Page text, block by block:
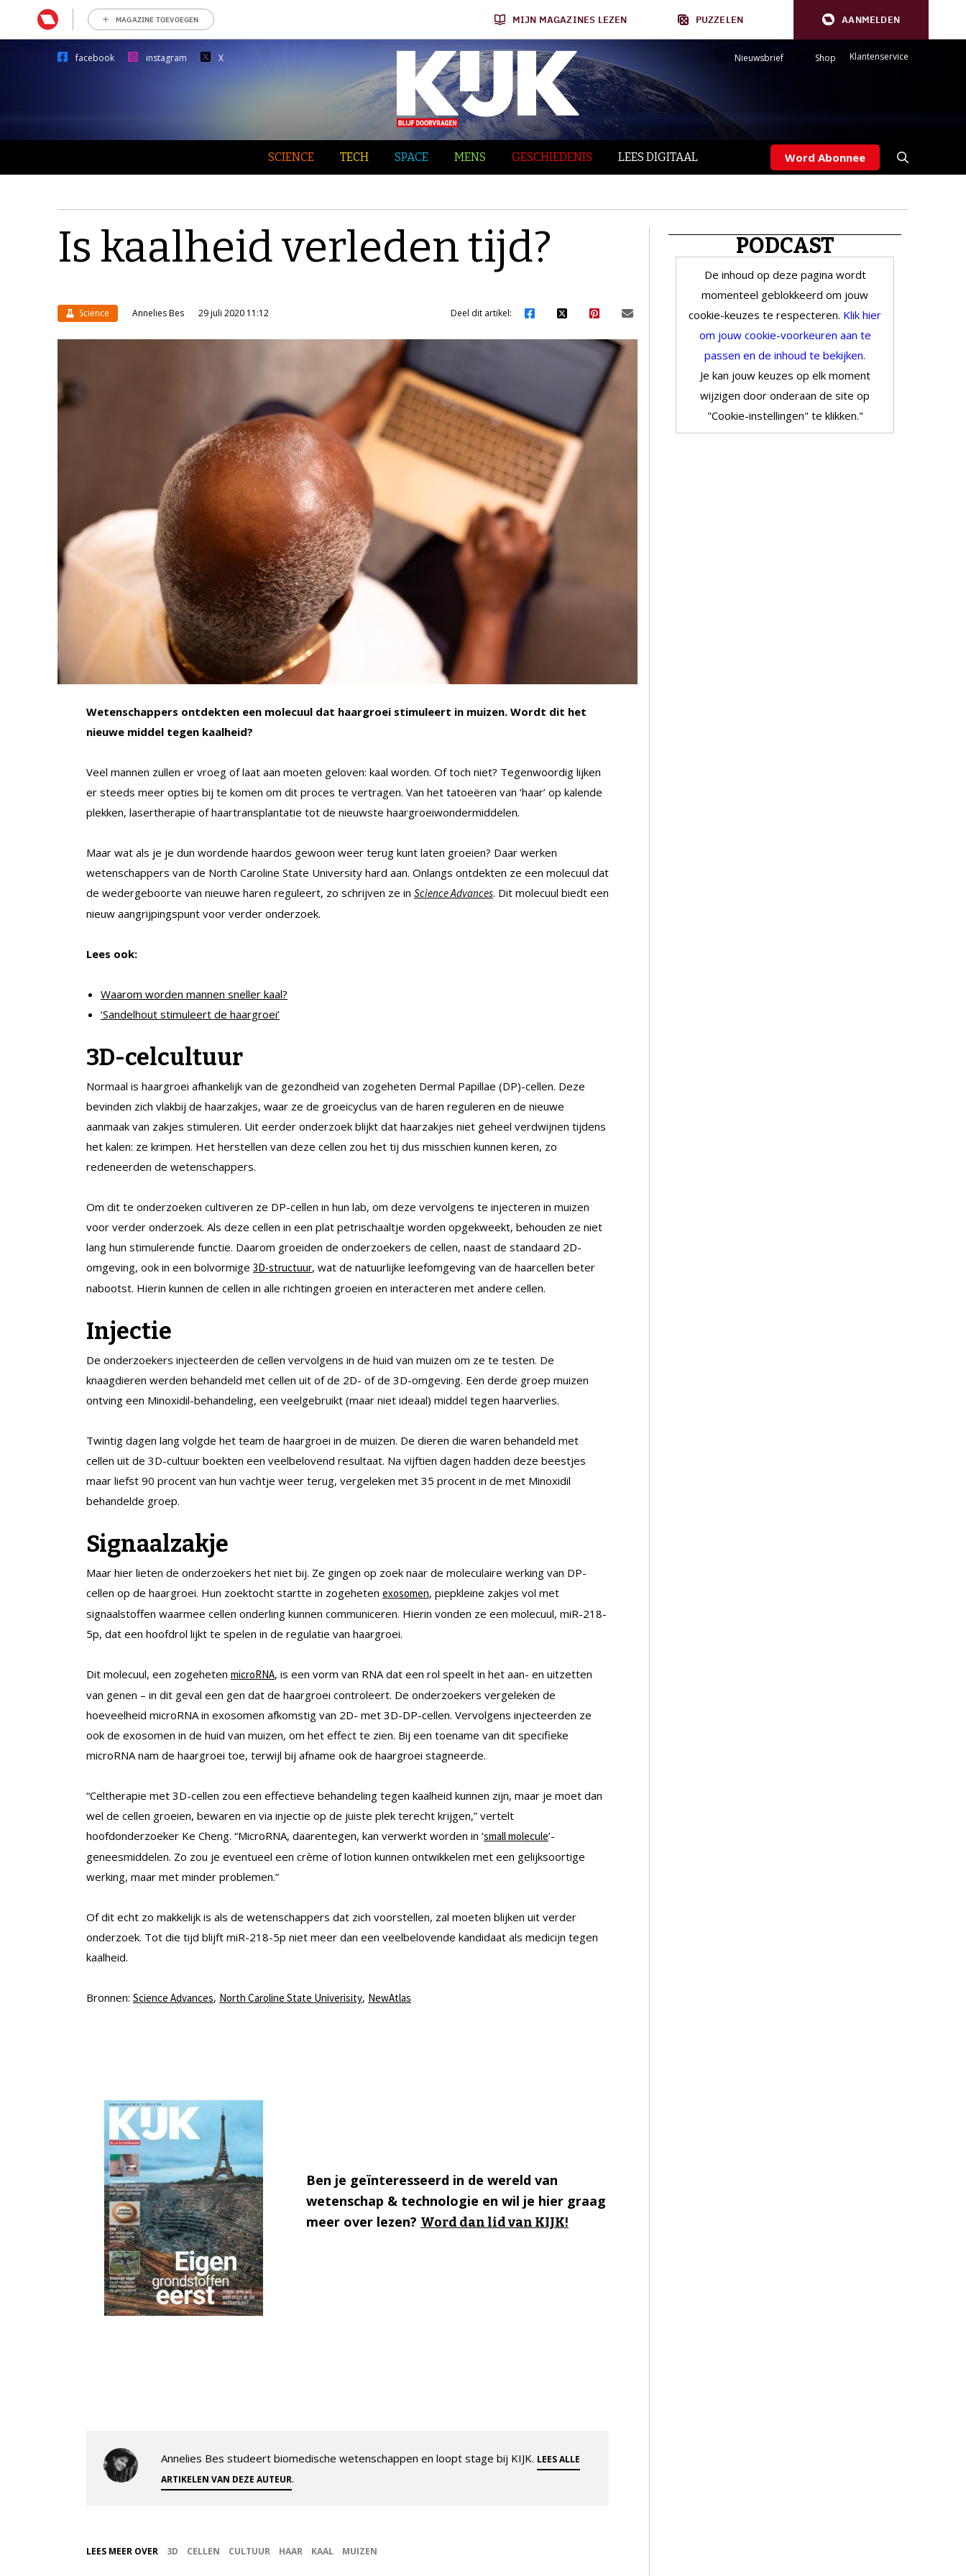
MAGAZINE TOEVOEGEN MIJN MAGAZINES LEZEN PUZZELEN AANMELDEN
facebook instagram X Nieuwsbrief Shop Klantenservice
SCIENCE TECH SPACE MENS GESCHIEDENIS LEES DIGITAAL Word Abonnee
Is kaalheid verleden tijd?
Science Annelies Bes 29 juli 2020 11:12 Deel dit artikel:
Wetenschappers ontdekten een molecuul dat haargroei stimuleert in muizen. Wordt dit het
nieuwe middel tegen kaalheid?
Veel mannen zullen er vroeg of laat aan moeten geloven: kaal worden. Of toch niet? Tegenwoordig lijken
er steeds meer opties bij te komen om dit proces te vertragen. Van het tatoeëren van ‘haar’ op kalende
plekken, lasertherapie of haartransplantatie tot de nieuwste haargroeiwondermiddelen.
Maar wat als je je dun wordende haardos gewoon weer terug kunt laten groeien? Daar werken
wetenschappers van de North Caroline State University hard aan. Onlangs ontdekten ze een molecuul dat
de wedergeboorte van nieuwe haren reguleert, zo schrijven ze in Science Advances. Dit molecuul biedt een
nieuw aangrijpingspunt voor verder onderzoek.
Lees ook:
Waarom worden mannen sneller kaal?
‘Sandelhout stimuleert de haargroei’
3D-celcultuur
Normaal is haargroei afhankelijk van de gezondheid van zogeheten Dermal Papillae (DP)-cellen. Deze
bevinden zich vlakbij de haarzakjes, waar ze de groeicyclus van de haren reguleren en de nieuwe
aanmaak van zakjes stimuleren. Uit eerder onderzoek blijkt dat haarzakjes niet geheel verdwijnen tijdens
het kalen: ze krimpen. Het herstellen van deze cellen zou het tij dus misschien kunnen keren, zo
redeneerden de wetenschappers.
Om dit te onderzoeken cultiveren ze DP-cellen in hun lab, om deze vervolgens te injecteren in muizen
voor verder onderzoek. Als deze cellen in een plat petrischaaltje worden opgekweekt, behouden ze niet
lang hun stimulerende functie. Daarom groeiden de onderzoekers de cellen, naast de standaard 2D-
omgeving, ook in een bolvormige 3D-structuur, wat de natuurlijke leefomgeving van de haarcellen beter
nabootst. Hierin kunnen de cellen in alle richtingen groeien en interacteren met andere cellen.
Injectie
De onderzoekers injecteerden de cellen vervolgens in de huid van muizen om ze te testen. De
knaagdieren werden behandeld met cellen uit of de 2D- of de 3D-omgeving. Een derde groep muizen
ontving een Minoxidil-behandeling, een veelgebruikt (maar niet ideaal) middel tegen haarverlies.
Twintig dagen lang volgde het team de haargroei in de muizen. De dieren die waren behandeld met
cellen uit de 3D-cultuur boekten een veelbelovend resultaat. Na vijftien dagen hadden deze beestjes
maar liefst 90 procent van hun vachtje weer terug, vergeleken met 35 procent in de met Minoxidil
behandelde groep.
Signaalzakje
Maar hier lieten de onderzoekers het niet bij. Ze gingen op zoek naar de moleculaire werking van DP-
cellen op de haargroei. Hun zoektocht startte in zogeheten exosomen, piepkleine zakjes vol met
signaalstoffen waarmee cellen onderling kunnen communiceren. Hierin vonden ze een molecuul, miR-218-
5p, dat een hoofdrol lijkt te spelen in de regulatie van haargroei.
Dit molecuul, een zogeheten microRNA, is een vorm van RNA dat een rol speelt in het aan- en uitzetten
van genen – in dit geval een gen dat de haargroei controleert. De onderzoekers vergeleken de
hoeveelheid microRNA in exosomen afkomstig van 2D- met 3D-DP-cellen. Vervolgens injecteerden ze
ook de exosomen in de huid van muizen, om het effect te zien. Bij een toename van dit specifieke
microRNA nam de haargroei toe, terwijl bij afname ook de haargroei stagneerde.
“Celtherapie met 3D-cellen zou een effectieve behandeling tegen kaalheid kunnen zijn, maar je moet dan
wel de cellen groeien, bewaren en via injectie op de juiste plek terecht krijgen,” vertelt
hoofdonderzoeker Ke Cheng. “MicroRNA, daarentegen, kan verwerkt worden in ‘small molecule’-
geneesmiddelen. Zo zou je eventueel een crème of lotion kunnen ontwikkelen met een gelijksoortige
werking, maar met minder problemen.”
Of dit echt zo makkelijk is als de wetenschappers dat zich voorstellen, zal moeten blijken uit verder
onderzoek. Tot die tijd blijft miR-218-5p niet meer dan een veelbelovende kandidaat als medicijn tegen
kaalheid.
Bronnen: Science Advances, North Caroline State Univerisity, NewAtlas
Ben je geïnteresseerd in de wereld van
wetenschap & technologie en wil je hier graag
meer over lezen? Word dan lid van KIJK!
Annelies Bes studeert biomedische wetenschappen en loopt stage bij KIJK. LEES ALLE
ARTIKELEN VAN DEZE AUTEUR.
LEES MEER OVER 3D CELLEN CULTUUR HAAR KAAL MUIZEN
PODCAST
De inhoud op deze pagina wordt
momenteel geblokkeerd om jouw
cookie-keuzes te respecteren. Klik hier
om jouw cookie-voorkeuren aan te
passen en de inhoud te bekijken.
Je kan jouw keuzes op elk moment
wijzigen door onderaan de site op
"Cookie-instellingen" te klikken."